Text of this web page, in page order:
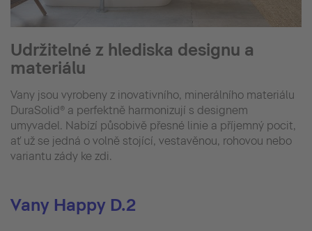
Udržitelné z hlediska designu a
materiálu
Vany jsou vyrobeny z inovativního, minerálního materiálu
DuraSolid® a perfektně harmonizují s designem
umyvadel. Nabízí působivě přesné linie a příjemný pocit,
ať už se jedná o volně stojící, vestavěnou, rohovou nebo
variantu zády ke zdi.
Vany Happy D.2